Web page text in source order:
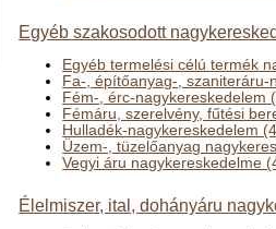
Egyéb szakosodott
Egyéb termelési célú termék
Fa-, építőanyag-, szaniteráru-
Fém-, érc-nagykereskedelem
Fémáru, szerelvény, fűtési
Hulladék-nagykereskedelem
Üzem-, tüzelőanyag
Vegyi áru nagykereskedelme
Élelmiszer, ital, dohányáru